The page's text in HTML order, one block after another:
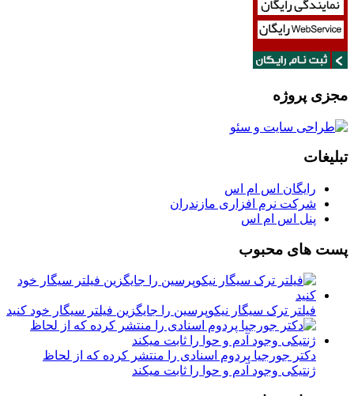
مجزی پروژه
تبلیغات
رایگان اس ام اس
شرکت نرم افزاری مازندران
پنل اس ام اس
پست های محبوب
فیلتر ترک سیگار نیکوپرسین را جایگزین فیلتر سیگار خود کنید
دکتر جورجیا پردوم اسنادی را منتشر کرده که از لحاظ
ژنتیکی وجود آدم و حوا را ثابت میکند